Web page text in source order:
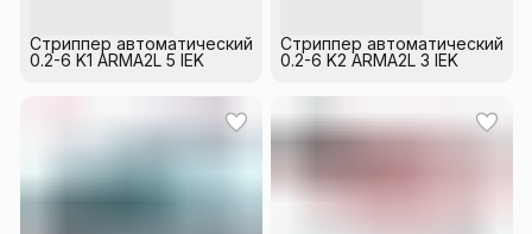
Стриппер автоматический
0.2-6 K1 ARMA2L 5 IEK
Стриппер автоматический
0.2-6 K2 ARMA2L 3 IEK